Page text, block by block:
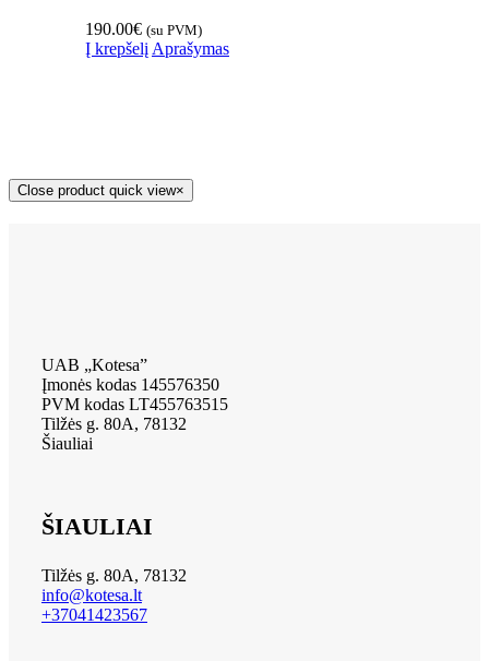
190.00€ (su PVM)
Į krepšelį Aprašymas
Close product quick view×
UAB „Kotesa”
Įmonės kodas 145576350
PVM kodas LT455763515
Tilžės g. 80A, 78132
Šiauliai
ŠIAULIAI
Tilžės g. 80A, 78132
info@kotesa.lt
+37041423567